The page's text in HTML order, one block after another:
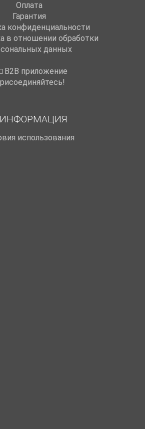
Оплата
Гарантия
конфиденциальности
в отношении обработки
данных
B2B приложение
ИНФОРМАЦИЯ
использования